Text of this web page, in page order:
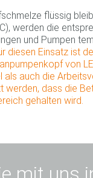
flüssig
werden die
und Pumpen
diesen Einsatz ist
von
auch die
werden, dass die
gehalten wird.